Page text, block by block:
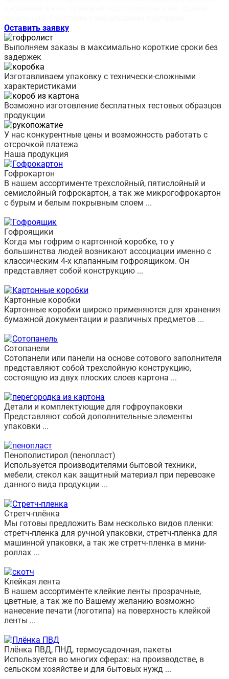
Оставить заявку
Выполняем заказы в максимально короткие сроки без
задержек
Изготавливаем упаковку с технически-сложными
характеристиками
Возможно изготовление бесплатных тестовых образцов
продукции
У нас конкурентные цены и возможность работать с
отсрочкой платежа
Наша продукция
Гофрокартон
В нашем ассортименте трехслойный, пятислойный и
семислойный гофрокартон, а так же микрогофрокартон
с бурым и белым покрывным слоем ...
Гофроящики
Когда мы гофрим о картонной коробке, то у
большинства людей возникают ассоциации именно с
классическим 4-х клапанным гофроящиком. Он
представляет собой конструкцию ...
Картонные коробки
Картонные коробки широко применяются для хранения
бумажной документации и различных предметов ...
Сотопанели
Сотопанели или панели на основе сотового заполнителя
представляют собой трехслойную конструкцию,
состоящую из двух плоских слоев картона ...
Детали и комплектующие для гофроупаковки
Представляют собой дополнительные элементы
упаковки ...
Пенополистирол (пенопласт)
Используется производителями бытовой техники,
мебели, стекол как защитный материал при перевозке
данного вида продукции ...
Стретч-плёнка
Мы готовы предложить Вам несколько видов пленки:
стретч-пленка для ручной упаковки, стретч-пленка для
машинной упаковки, а так же стретч-пленка в мини-
роллах ...
Клейкая лента
В нашем ассортименте клейкие ленты прозрачные,
цветные, а так же по Вашему желанию возможно
нанесение печати (логотипа) на поверхность клейкой
ленты ...
Плёнка ПВД, ПНД, термоусадочная, пакеты
Используется во многих сферах: на производстве, в
сельском хозяйстве и для бытовых нужд ...